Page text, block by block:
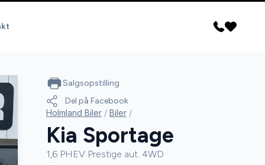
Salgsopstilling
Del på Facebook
Holmland Biler / Biler /
Kia Sportage
1,6 PHEV Prestige aut. 4WD